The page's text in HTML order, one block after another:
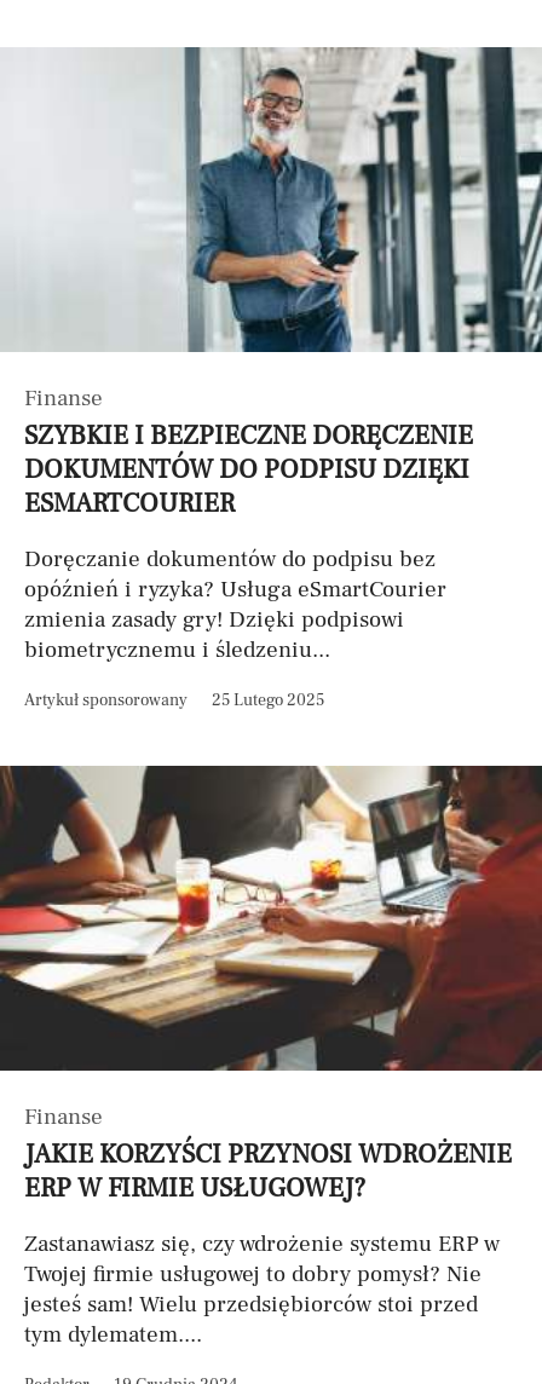
Finanse
SZYBKIE I BEZPIECZNE DORĘCZENIE
DOKUMENTÓW DO PODPISU DZIĘKI
ESMARTCOURIER
Doręczanie dokumentów do podpisu bez
opóźnień i ryzyka? Usługa eSmartCourier
zmienia zasady gry! Dzięki podpisowi
biometrycznemu i śledzeniu...
Artykuł sponsorowany 25 Lutego 2025
Finanse
JAKIE KORZYŚCI PRZYNOSI WDROŻENIE
ERP W FIRMIE USŁUGOWEJ?
Zastanawiasz się, czy wdrożenie systemu ERP w
Twojej firmie usługowej to dobry pomysł? Nie
jesteś sam! Wielu przedsiębiorców stoi przed
tym dylematem....